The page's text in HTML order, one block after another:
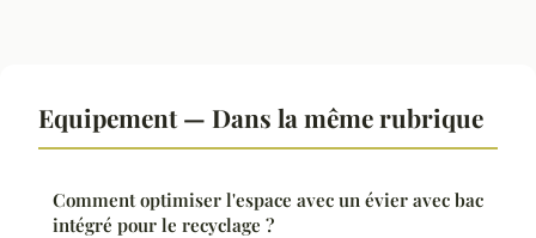
Equipement — Dans la même rubrique
Comment optimiser l'espace avec un évier avec bac
intégré pour le recyclage ?